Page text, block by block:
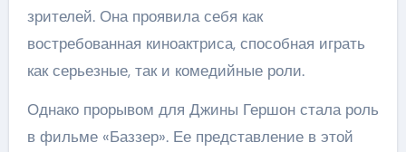
зрителей. Она проявила себя как
востребованная киноактриса, способная играть
как серьезные, так и комедийные роли.
Однако прорывом для Джины Гершон стала роль
в фильме «Баззер». Ее представление в этой